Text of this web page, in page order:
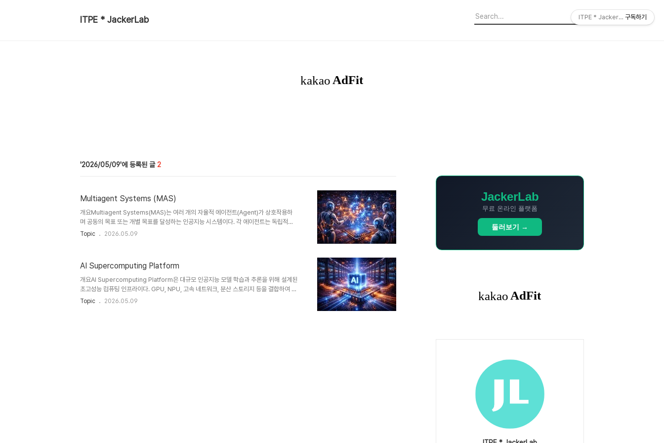
ITPE * JackerLab
2026/05/09 2
Multiagent Systems (MAS)
개요Multiagent Systems(MAS)는 여러 개의 자율적 에이전트(Agent)가 상호작용하
며 공동의 목표 또는 개별 목표를 달성하는 인공지능 시스템이다. 각 에이전트는 독립적으
로 의사결정을 수행하지만, 협력(Cooperation), 경쟁(Competition), 협상
이다. 각 에이전트는 센서와 액추에이터를 통해 환경을 인식하고 행동하며, 다른 에이전트
와의 통신을 통해 집단 지능(Collective Inte..
Topic 2026.05.09
AI Supercomputing Platform
개요AI Supercomputing Platform은 대규모 인공지능 모델 학습과 추론을 위해 설계된
초고성능 컴퓨팅 인프라이다. GPU, NPU, 고속 네트워크, 분산 스토리지 등을 결합하여 수
십억~수조 개의 파라미터를 가진 모델을 처리할 수 있도록 한다. ChatGPT와 같은 LLM,
Topic 2026.05.09
JackerLab
무료 온라인 플랫폼
둘러보기 →
ITPE * JackerLab구독하기